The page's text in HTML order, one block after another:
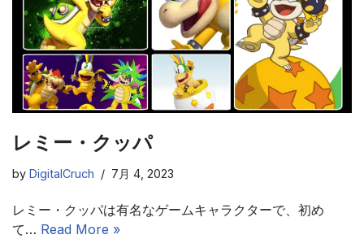
レミー・クッパ
by DigitalCruch 7月 4, 2023
レミー・クッパは有名なゲームキャラクターで、初め
て… Read More »